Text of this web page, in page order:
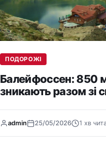
ПОДОРОЖІ
Балейфоссен: 850
зникають разом зі
admin 25/05/2026 1 хв